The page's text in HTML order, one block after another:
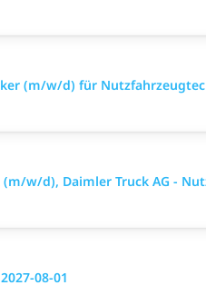
(m/w/d) für
w/d), Daimler Truck AG -
08-01